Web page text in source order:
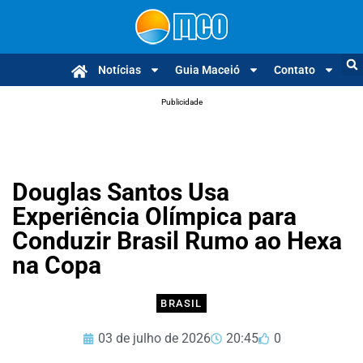
Notícias Guia Maceió Contato
Publicidade
Douglas Santos Usa
Experiência Olímpica para
Conduzir Brasil Rumo ao Hexa
na Copa
BRASIL
03 de julho de 2026 20:45 0